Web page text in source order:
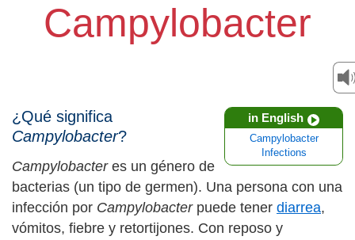
Campylobacter
in English
Campylobacter
Infections
¿Qué significa
Campylobacter?
Campylobacter es un género de
bacterias (un tipo de germen). Una persona con una
infección por Campylobacter puede tener diarrea,
vómitos, fiebre y retortijones. Con reposo y